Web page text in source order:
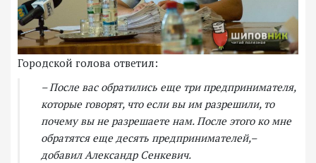
Городской голова ответил:
– После вас обратились еще три предпринимателя,
которые говорят, что если вы им разрешили, то
почему вы не разрешаете нам. После этого ко мне
обратятся еще десять предпринимателей,–
добавил Александр Сенкевич.